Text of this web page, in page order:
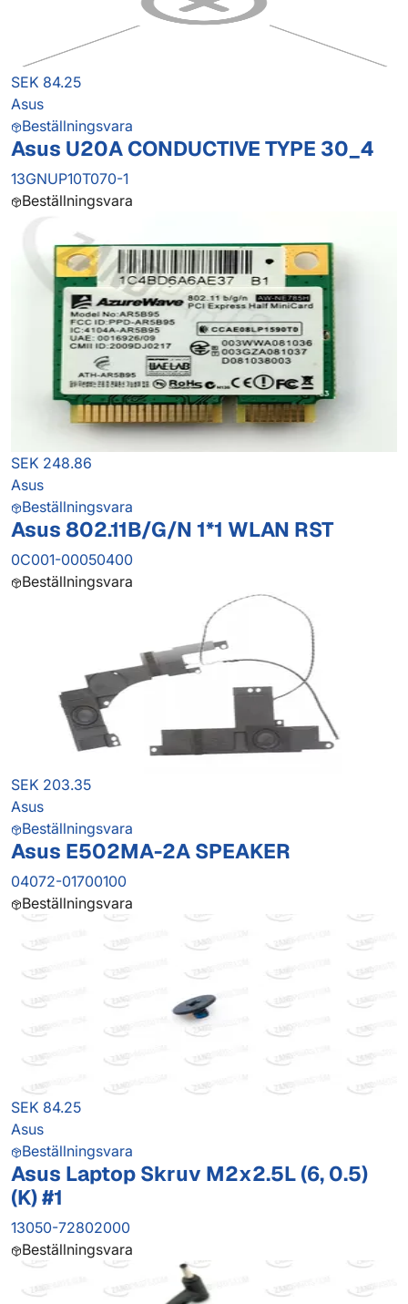
SEK 84.25
Asus
Beställningsvara
Asus U20A CONDUCTIVE TYPE 30_4
13GNUP10T070-1
Beställningsvara
SEK 248.86
Asus
Beställningsvara
Asus 802.11B/G/N 1*1 WLAN RST
0C001-00050400
Beställningsvara
SEK 203.35
Asus
Beställningsvara
Asus E502MA-2A SPEAKER
04072-01700100
Beställningsvara
SEK 84.25
Asus
Beställningsvara
Asus Laptop Skruv M2x2.5L (6, 0.5)
(K) #1
13050-72802000
Beställningsvara